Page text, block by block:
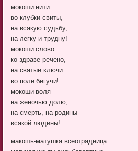
мокоши нити
во клубки свиты,
на всякую судьбу,
на легку и трудну!
мокоши слово
ко здраве речено,
на святые ключи
во поле бегучи!
мокоши воля
на женочью долю,
на смерть, на родины
всякой людины!
макошь-матушка всеотрадница